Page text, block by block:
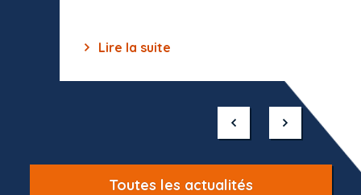
Lire la suite
Toutes les actualités